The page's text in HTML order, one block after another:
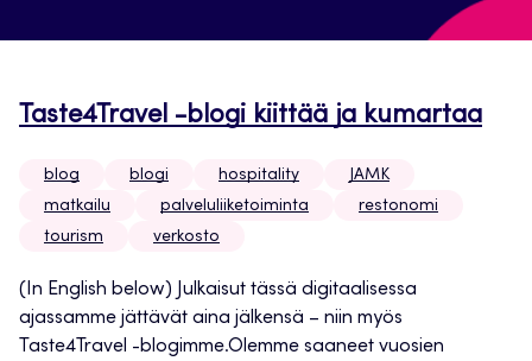
Taste4Travel -blogi kiittää ja kumartaa
blog blogi hospitality
JAMK
matkailu
palveluliiketoiminta
restonomi
tourism
verkosto
(In English below) Julkaisut tässä digitaalisessa
ajassamme jättävät aina jälkensä – niin myös
Taste4Travel -blogimme.Olemme saaneet vuosien